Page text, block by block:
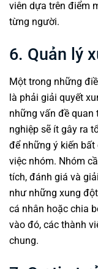
viên dựa trên điểm
từng người.
6. Quản lý
Một trong những
là phải giải quyết
những vấn đề quan
nghiệp sẽ ít gây ra
để những ý kiến
việc nhóm. Nhóm
tích, đánh giá và
như những xung
cá nhân hoặc chia
vào đó, các thành
chung.